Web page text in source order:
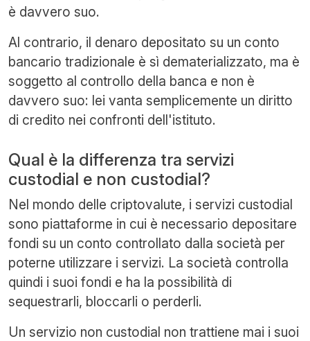
è davvero suo.
Al contrario, il denaro depositato su un conto
bancario tradizionale è sì dematerializzato, ma è
soggetto al controllo della banca e non è
davvero suo: lei vanta semplicemente un diritto
di credito nei confronti dell'istituto.
Qual è la differenza tra servizi
custodial e non custodial?
Nel mondo delle criptovalute, i servizi custodial
sono piattaforme in cui è necessario depositare
fondi su un conto controllato dalla società per
poterne utilizzare i servizi. La società controlla
quindi i suoi fondi e ha la possibilità di
sequestrarli, bloccarli o perderli.
Un servizio non custodial non trattiene mai i suoi